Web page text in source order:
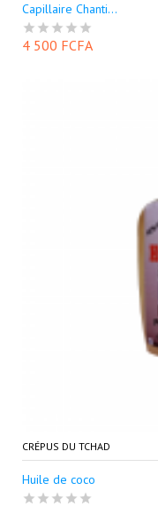
Capillaire Chanti...
4 500 FCFA
CRÉPUS DU TCHAD
Huile de coco